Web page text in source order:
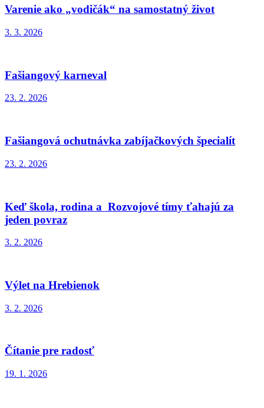
Varenie ako „vodičák“ na samostatný život
3. 3. 2026
Fašiangový karneval
23. 2. 2026
Fašiangová ochutnávka zabíjačkových špecialít
23. 2. 2026
Keď škola, rodina a Rozvojové tímy ťahajú za
jeden povraz
3. 2. 2026
Výlet na Hrebienok
3. 2. 2026
Čítanie pre radosť
19. 1. 2026